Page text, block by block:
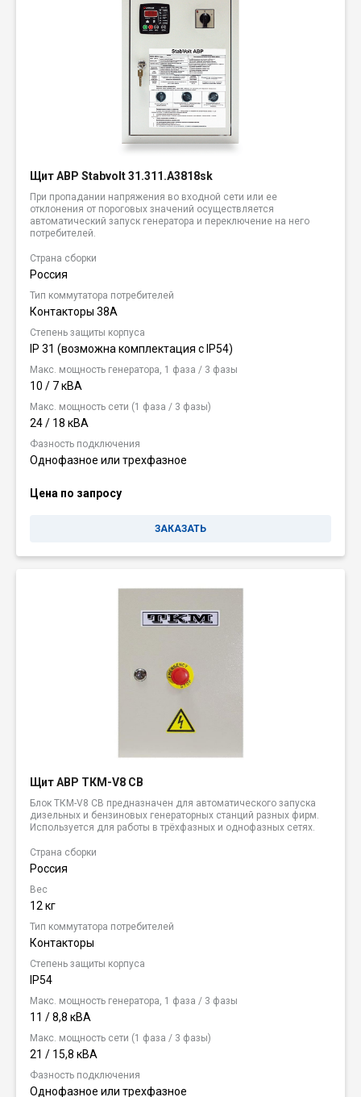
Щит АВР Stabvolt 31.311.A3818sk
При пропадании напряжения во входной сети или ее
отклонения от пороговых значений осуществляется
автоматический запуск генератора и переключение на него
потребителей.
Страна сборки
Россия
Тип коммутатора потребителей
Контакторы 38А
Степень защиты корпуса
IP 31 (возможна комплектация c IP54)
Макс. мощность генератора, 1 фаза / 3 фазы
10 / 7 кВА
Макс. мощность сети (1 фаза / 3 фазы)
24 / 18 кВА
Фазность подключения
Однофазное или трехфазное
Цена по запросу
ЗАКАЗАТЬ
Щит АВР ТКМ-V8 CB
Блок ТКМ-V8 CB предназначен для автоматического запуска
дизельных и бензиновых генераторных станций разных фирм.
Используется для работы в трёхфазных и однофазных сетях.
Страна сборки
Россия
Вес
12 кг
Тип коммутатора потребителей
Контакторы
Степень защиты корпуса
IP54
Макс. мощность генератора, 1 фаза / 3 фазы
11 / 8,8 кВА
Макс. мощность сети (1 фаза / 3 фазы)
21 / 15,8 кВА
Фазность подключения
Однофазное или трехфазное